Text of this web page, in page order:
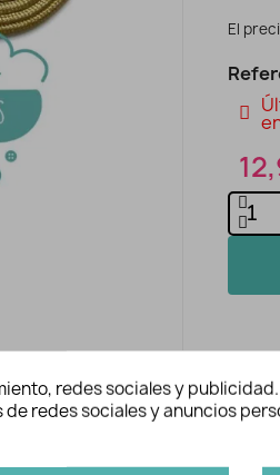
El
redes sociales y
redes sociales y anuncios